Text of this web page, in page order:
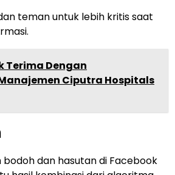
teman untuk lebih kritis saat
Terima Dengan
Ciputra Hospitals
dan hasutan di Facebook